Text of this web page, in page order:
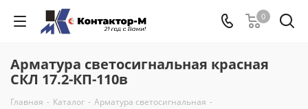
0
Арматура светосигнальная красная
СКЛ 17.2-КП-110в
Главная - Каталог - Арматура светосигнальная -